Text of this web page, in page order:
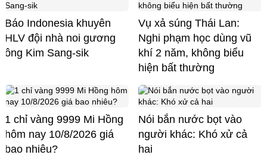
Báo Indonesia khuyên
HLV đội nhà noi gương
ông Kim Sang-sik
Vụ xả súng Thái Lan:
Nghi phạm học dùng vũ
khí 2 năm, không biểu
hiện bất thường
1 chỉ vàng 9999 Mi Hồng
hôm nay 10/8/2026 giá
bao nhiêu?
Nói bắn nước bọt vào
người khác: Khó xử cả
hai